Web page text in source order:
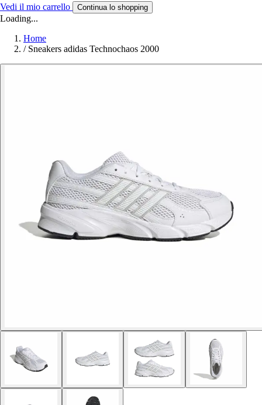
Vedi il mio carrello Continua lo shopping
Loading...
Home
/ Sneakers adidas Technochaos 2000